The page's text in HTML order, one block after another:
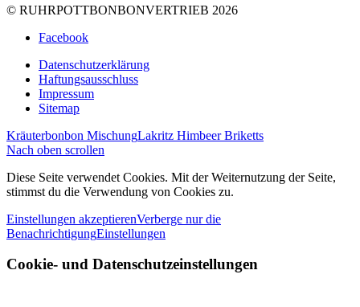
© RUHRPOTTBONBONVERTRIEB 2026
Facebook
Datenschutzerklärung
Haftungsausschluss
Impressum
Sitemap
Kräuterbonbon MischungLakritz Himbeer Briketts
Nach oben scrollen
Diese Seite verwendet Cookies. Mit der Weiternutzung der Seite,
stimmst du die Verwendung von Cookies zu.
Einstellungen akzeptierenVerberge nur die
BenachrichtigungEinstellungen
Cookie- und Datenschutzeinstellungen